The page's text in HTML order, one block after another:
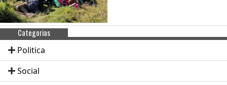
Categorias
Politica
Social